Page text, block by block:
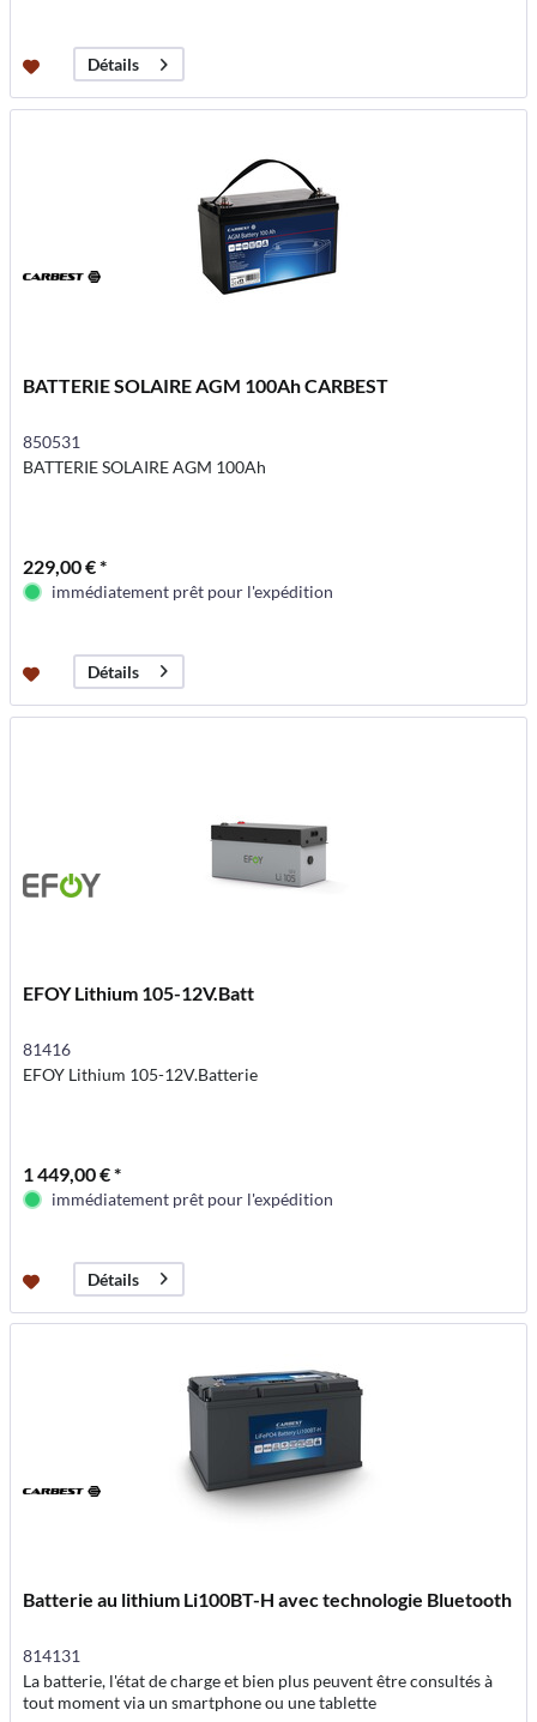
Détails
BATTERIE SOLAIRE AGM 100Ah CARBEST
850531
BATTERIE SOLAIRE AGM 100Ah
229,00 € *
immédiatement prêt pour l'expédition
Détails
EFOY Lithium 105-12V.Batt
81416
EFOY Lithium 105-12V.Batterie
1 449,00 € *
immédiatement prêt pour l'expédition
Détails
Batterie au lithium Li100BT-H avec technologie Bluetooth
814131
La batterie, l'état de charge et bien plus peuvent être consultés à
tout moment via un smartphone ou une tablette